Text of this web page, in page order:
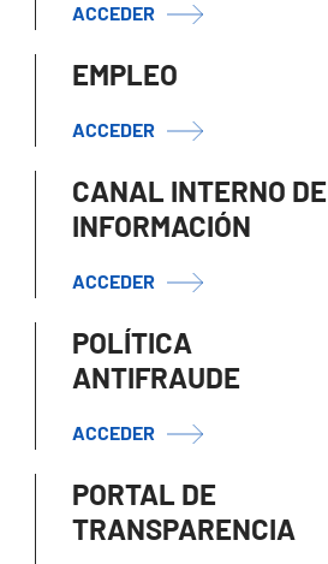
ACCEDER
EMPLEO
ACCEDER
CANAL INTERNO DE
INFORMACIÓN
ACCEDER
POLÍTICA
ANTIFRAUDE
ACCEDER
PORTAL DE
TRANSPARENCIA